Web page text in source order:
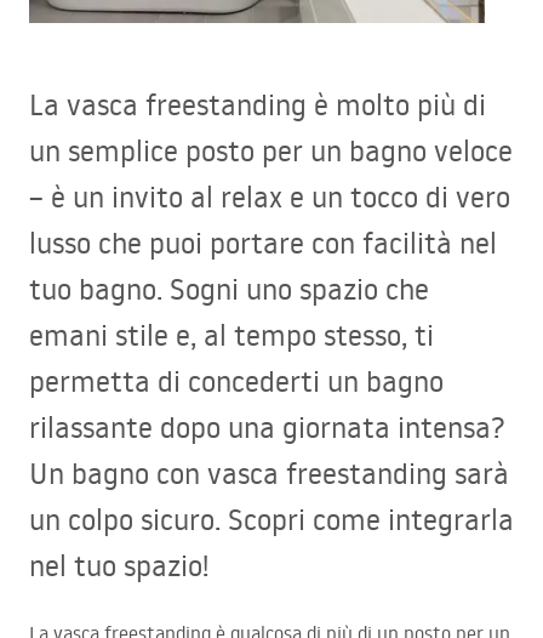
La vasca freestanding è molto più di
un semplice posto per un bagno veloce
– è un invito al relax e un tocco di vero
lusso che puoi portare con facilità nel
tuo bagno. Sogni uno spazio che
emani stile e, al tempo stesso, ti
permetta di concederti un bagno
rilassante dopo una giornata intensa?
Un bagno con vasca freestanding sarà
un colpo sicuro. Scopri come integrarla
nel tuo spazio!